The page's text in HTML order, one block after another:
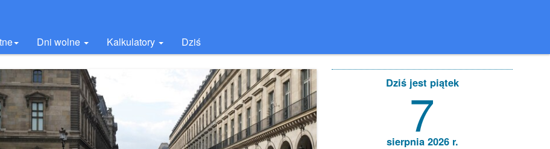
Dni wolne Kalkulatory Dziś
Dziś jest piątek
7
sierpnia 2026 r.